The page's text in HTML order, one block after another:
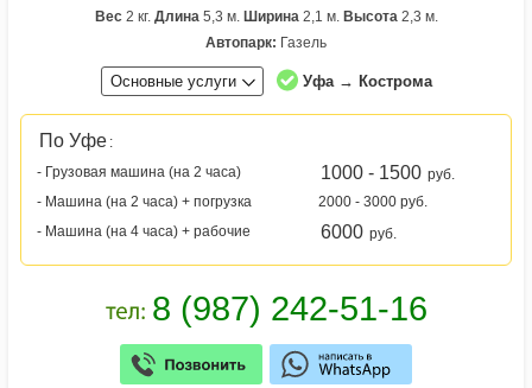
Вес2 кг. Длина5,3 м. Ширина2,1 м. Высота2,3 м.
Автопарк: Газель
Основные услуги Уфа → Кострома
По Уфе :
- Грузовая машина (на 2 часа)
1000 - 1500 руб.
- Машина (на 2 часа) + погрузка
2000 - 3000 руб.
- Машина (на 4 часа) + рабочие
6000 руб.